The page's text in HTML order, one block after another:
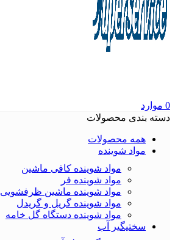
0 موارد
دسته بندی محصولات
همه محصولات
مواد شوینده
مواد شوینده کافی ماشین
مواد شوینده فر
مواد شوینده ماشین ظرفشویی
مواد شوینده گریل و گریدل
مواد شوینده دستگاه گل خامه
سختیگیر آب